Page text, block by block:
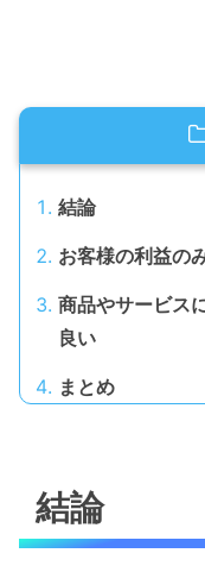
結論
お客様の利益の
商品やサービス
良い
まとめ
結論